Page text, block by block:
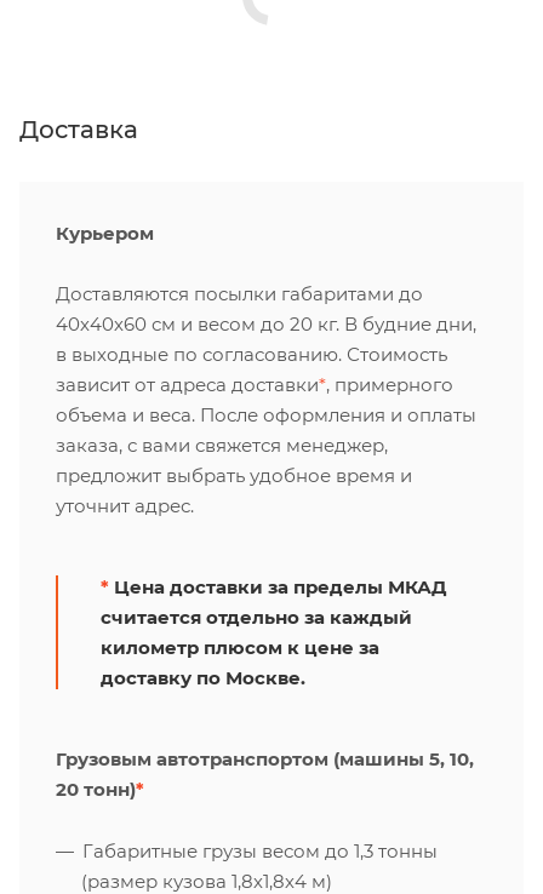
Доставка
Курьером
Доставляются посылки габаритами до
40х40х60 см и весом до 20 кг. В будние дни,
в выходные по согласованию. Стоимость
зависит от адреса доставки*, примерного
объема и веса. После оформления и оплаты
заказа, с вами свяжется менеджер,
предложит выбрать удобное время и
уточнит адрес.
* Цена доставки за пределы МКАД
считается отдельно за каждый
километр плюсом к цене за
доставку по Москве.
Грузовым автотранспортом (машины 5, 10,
20 тонн)*
Габаритные грузы весом до 1,3 тонны
(размер кузова 1,8х1,8х4 м)